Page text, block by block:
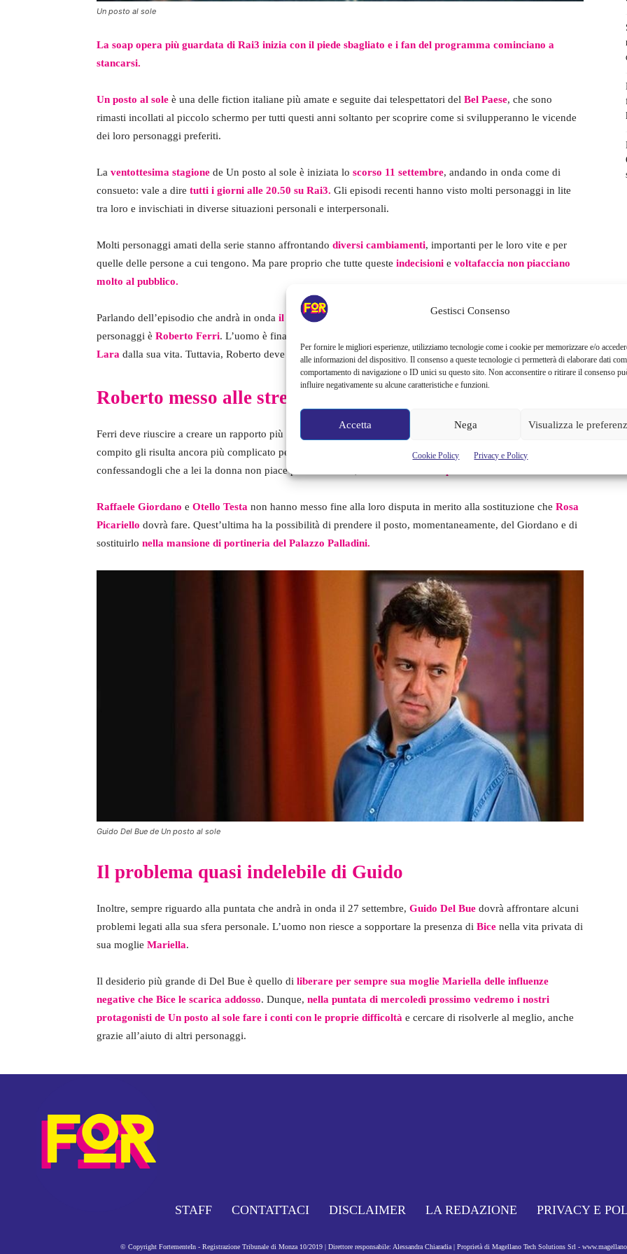
Gestisci Consenso
Per fornire le migliori esperienze, utilizziamo tecnologie come i cookie per memorizzare e/o
alle informazioni del dispositivo. Il consenso a queste tecnologie ci permetterà di elaborare dati
comportamento di navigazione o ID unici su questo sito. Non acconsentire o ritirare il consenso
influire negativamente su alcune caratteristiche e funzioni.
Accetta Nega Visualizza le
Cookie Policy Privacy e Policy
Un posto al sole
La soap opera più guardata di Rai3 inizia con il piede sbagliato e i fan del programma cominciano a
stancarsi.
Un posto al sole è una delle fiction italiane più amate e seguite dai telespettatori del Bel Paese, che sono
rimasti incollati al piccolo schermo per tutti questi anni soltanto per scoprire come si svilupperanno le vicende
dei loro personaggi preferiti.
La ventottesima stagione de Un posto al sole è iniziata lo scorso 11 settembre, andando in onda come di
consueto: vale a dire tutti i giorni alle 20.50 su Rai3. Gli episodi recenti hanno visto molti personaggi in lite
tra loro e invischiati in diverse situazioni personali e interpersonali.
Molti personaggi amati della serie stanno affrontando diversi cambiamenti, importanti per le loro vite e per
quelle delle persone a cui tengono. Ma pare proprio che tutte queste indecisioni e voltafaccia non piacciano
molto al pubblico.
Parlando dell’episodio che andrà in onda il 27 settembre
, uno dei più invischiati tra le storie dai vari
personaggi è Roberto Ferri. L’uomo è finalmente riuscito a ritrovare
Lara dalla sua vita. Tuttavia, Roberto deve fare i conti con un problema non irrilevante.
Roberto messo alle strette
Ferri deve riuscire a creare un rapporto più o meno sopportabile con
, la madre del bambino. Questo
compito gli risulta ancora più complicato per via di
Marina Rezio Giordano,che mette sull’attenti Ferri
confessandogli che a lei la donna non piace per nulla. Anzi, Marina
Raffaele Giordano e Otello Testa non hanno messo fine alla loro disputa in merito alla sostituzione che Rosa
Picariello dovrà fare. Quest’ultima ha la possibilità di prendere il posto, momentaneamente, del Giordano e di
sostituirlo nella mansione di portineria del Palazzo Palladini.
Guido Del Bue de Un posto al sole
Il problema quasi indelebile di Guido
Inoltre, sempre riguardo alla puntata che andrà in onda il 27 settembre, Guido Del Bue dovrà affrontare alcuni
problemi legati alla sua sfera personale. L’uomo non riesce a sopportare la presenza di Bice nella vita privata di
sua moglie Mariella.
Il desiderio più grande di Del Bue è quello di liberare per sempre sua moglie Mariella delle influenze
negative che Bice le scarica addosso. Dunque, nella puntata di mercoledì prossimo vedremo i nostri
protagonisti de Un posto al sole fare i conti con le proprie difficoltà e cercare di risolverle al meglio, anche
grazie all’aiuto di altri personaggi.
STAFF CONTATTACI DISCLAIMER LA REDAZIONE PRIVACY E
© Copyright FortementeIn - Registrazione Tribunale di Monza 10/2019 | Direttore responsabile: Alessandra Chiaradia | Proprietà di Magellano Tech Solutions Srl -